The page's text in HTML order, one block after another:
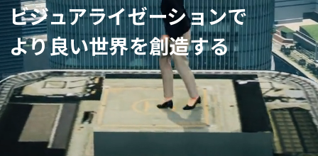
ビジュアライゼーションで
より良い世界を創造する